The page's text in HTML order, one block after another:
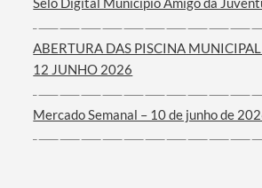
ABERTURA DAS PISCINA
12 JUNHO 2026
Mercado Semanal – 10 de junho de